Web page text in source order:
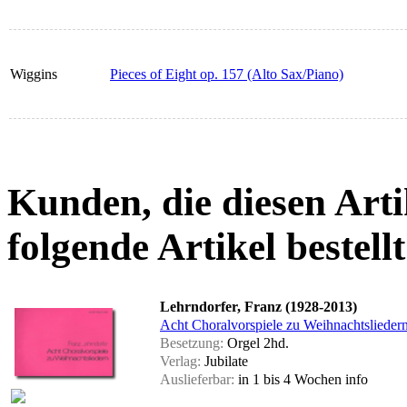
Wiggins Pieces of Eight op. 157 (Alto Sax/Piano)
Kunden, die diesen
folgende Artikel
Lehrndorfer, Franz (1928-2013)
Acht Choralvorspiele zu
Besetzung: Orgel 2hd.
Verlag: Jubilate
Auslieferbar: in 1 bis 4 Wochen info